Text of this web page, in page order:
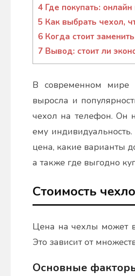
4 Где покупать:
5 Как выбрать чехол,
6 Когда стоит
7 Вывод: стоит ли
В современном мире
выросла и
чехол на телефон. Он
ему индивидуальность.
цена, какие варианты
а также где выгодно
Стоимость
Цена на чехлы может
Это зависит от
Основные